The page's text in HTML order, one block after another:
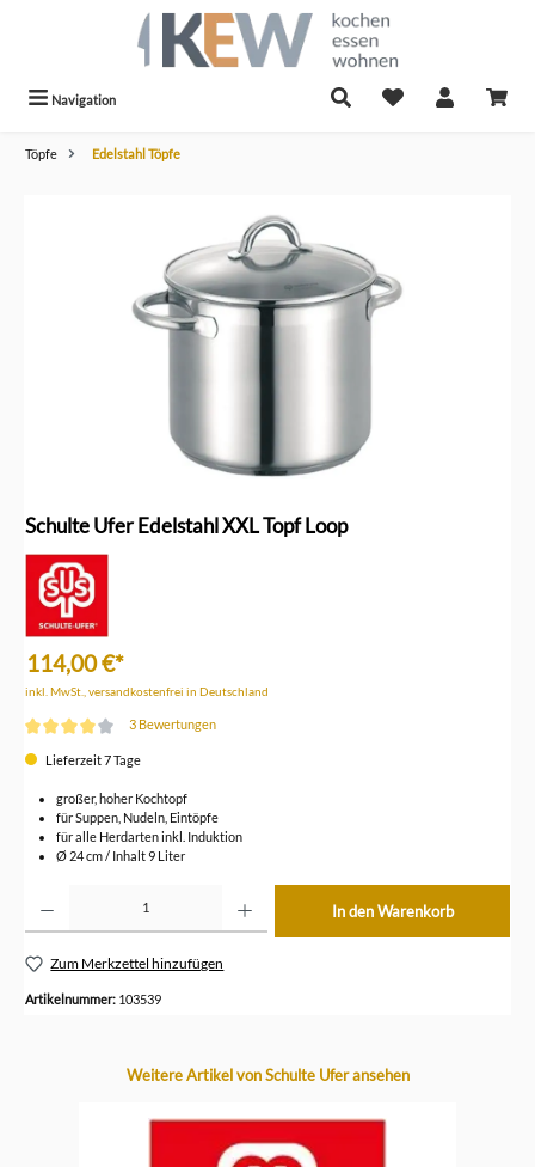
Navigation
Töpfe Edelstahl Töpfe
Schulte Ufer Edelstahl XXL Topf Loop
114,00 €*
inkl. MwSt., versandkostenfrei in Deutschland
3 Bewertungen
Lieferzeit 7 Tage
großer, hoher Kochtopf
für Suppen, Nudeln, Eintöpfe
für alle Herdarten inkl. Induktion
Ø 24 cm / Inhalt 9 Liter
In den Warenkorb
Zum Merkzettel hinzufügen
Artikelnummer: 103539
Produktgalerie überspringen
Weitere Artikel von Schulte Ufer ansehen